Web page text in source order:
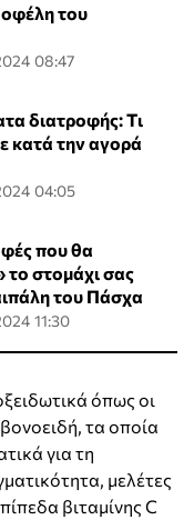
του
08:47
διατροφής: Tι
κατά την αγορά
04:05
που θα
στομάχι σας
του Πάσχα
11:30
όπως οι
τα οποία
για τη
μελέτες
βιταμίνης C